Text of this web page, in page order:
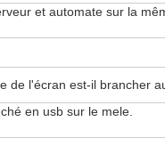
et automate sur la
de l'écran est-il brancher
en usb sur le mele.